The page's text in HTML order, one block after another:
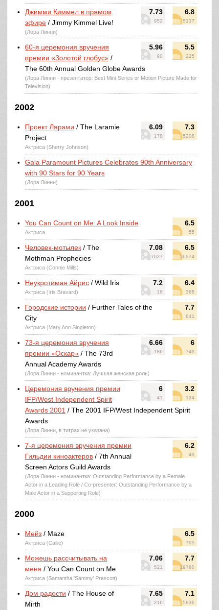
7.73
952
6.8
5137
Джимми Киммел в прямом
эфире / Jimmy Kimmel Live!
(Лора Линни)
5.96
90
5.5
225
60-я церемония вручения
премии «Золотой глобус» /
The 60th Annual Golden Globe Awards
(Лора Линни - презентатор: Best Mini-Series or Motion Picture Made for
Television)
2002
6.09
178
7.3
5208
Проект Лярами / The Laramie
Project
Актриса (Sherry Johnson)
Gala Paramount Pictures Celebrates 90th Anniversary
with 90 Stars for 90 Years
(Лора Линни)
2001
6.5
55
You Can Count on Me: A Look Inside
Актриса
7.08
7627
6.5
56574
Человек-мотылек / The
Mothman Prophecies
Актриса (Connie Mills)
7.2
16
6.4
368
Неукротимая Айрис / Wild Iris
Актриса (Iris Bravard)
7.7
641
Городские истории / Further Tales of the
City
Актриса (Mary Ann Singleton)
6.66
186
6
749
73-я церемония вручения
премии «Оскар» / The 73rd
Annual Academy Awards
(Лора Линни - номинантка: Лучшая женская роль)
6
41
3.2
134
Церемония вручения премии
IFP/West Independent Spirit
Awards 2001 / The 2001 IFP/West Independent Spirit
Awards
(Лора Линни, в титрах не указана)
6.2
49
7-я церемония вручения премии
Гильдии киноактеров / 7th Annual
Screen Actors Guild Awards
(Лора Линни - номинантка: Outstanding Performance by a Female
Actor in a Leading Role / Co-presenter: Outstanding Performance by a
Male Actor in a Supporting Role)
2000
6.5
705
Мейз / Maze
Актриса (Callie)
7.06
521
7.7
19780
Можешь рассчитывать на
меня / You Can Count on Me
Актриса (Samantha 'Sammy' Prescott)
7.65
216
7.1
5836
Дом радости / The House of
Mirth